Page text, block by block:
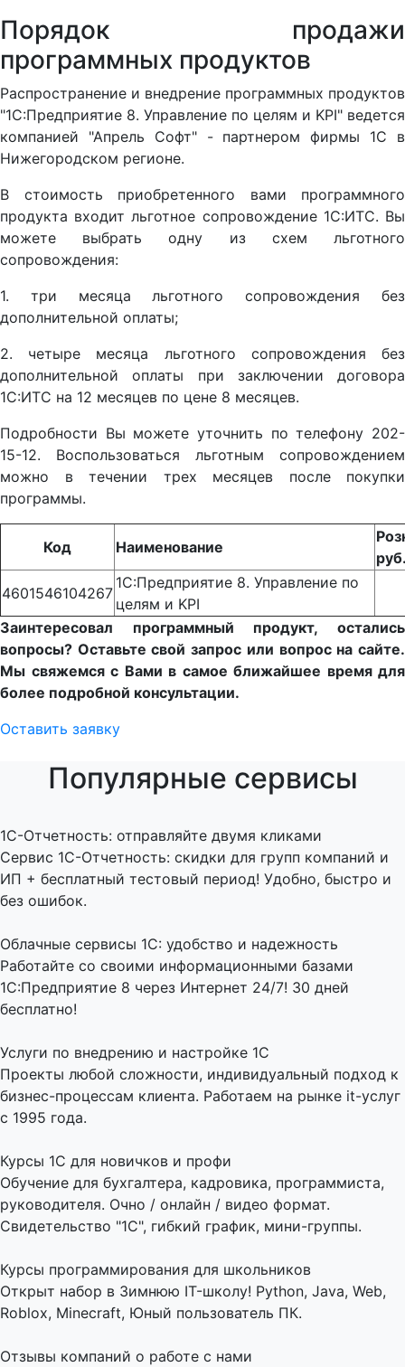
Порядок продажи
программных продуктов
Распространение и внедрение программных продуктов
"1С:Предприятие 8. Управление по целям и KPI" ведется
компанией "Апрель Софт" - партнером фирмы 1С в
Нижегородском регионе.
В стоимость приобретенного вами программного
продукта входит льготное сопровождение 1С:ИТС. Вы
можете выбрать одну из схем льготного
сопровождения:
1. три месяца льготного сопровождения без
дополнительной оплаты;
2. четыре месяца льготного сопровождения без
дополнительной оплаты при заключении договора
1С:ИТС на 12 месяцев по цене 8 месяцев.
Подробности Вы можете уточнить по телефону 202-
15-12. Воспользоваться льготным сопровождением
можно в течении трех месяцев после покупки
программы.
Код Наименование
4601546104267
1С:Предприятие 8. Управление по
целям и KPI
Заинтересовал программный продукт, остались
вопросы? Оставьте свой запрос или вопрос на сайте.
Мы свяжемся с Вами в самое ближайшее время для
более подробной консультации.
Оставить заявку
Популярные сервисы
1C-Отчетность: отправляйте двумя кликами
Сервис 1С-Отчетность: скидки для групп компаний и
ИП + бесплатный тестовый период! Удобно, быстро и
без ошибок.
Облачные сервисы 1С: удобство и надежность
Работайте со своими информационными базами
1С:Предприятие 8 через Интернет 24/7! 30 дней
бесплатно!
Услуги по внедрению и настройке 1С
Проекты любой сложности, индивидуальный подход к
бизнес-процессам клиента. Работаем на рынке it-услуг
с 1995 года.
Курсы 1С для новичков и профи
Обучение для бухгалтера, кадровика, программиста,
руководителя. Очно / онлайн / видео формат.
Свидетельство "1С", гибкий график, мини-группы.
Курсы программирования для школьников
Открыт набор в Зимнюю IT-школу! Python, Java, Web,
Roblox, Minecraft, Юный пользователь ПК.
Отзывы компаний о работе с нами